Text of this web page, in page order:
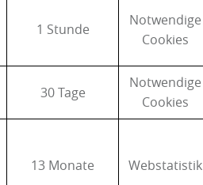
1 Stunde
Notwendige
Cookies
30 Tage
Notwendige
Cookies
13 Monate Webstatistik